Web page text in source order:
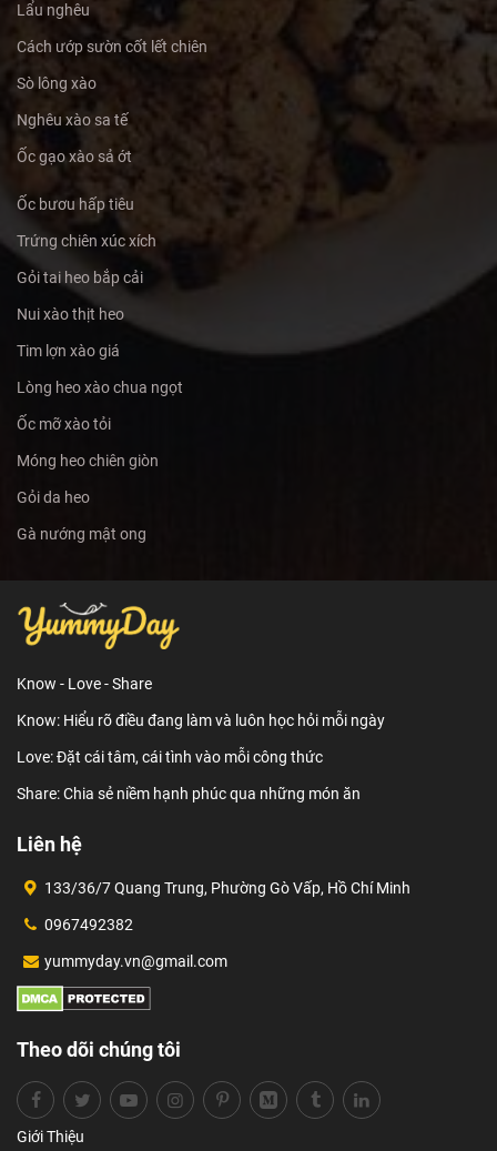
Lẩu nghêu
Cách ướp sườn cốt lết chiên
Sò lông xào
Nghêu xào sa tế
Ốc gạo xào sả ớt
Ốc bươu hấp tiêu
Trứng chiên xúc xích
Gỏi tai heo bắp cải
Nui xào thịt heo
Tim lợn xào giá
Lòng heo xào chua ngọt
Ốc mỡ xào tỏi
Móng heo chiên giòn
Gỏi da heo
Gà nướng mật ong
Know - Love - Share
Know: Hiểu rõ điều đang làm và luôn học hỏi mỗi ngày
Love: Đặt cái tâm, cái tình vào mỗi công thức
Share: Chia sẻ niềm hạnh phúc qua những món ăn
Liên hệ
133/36/7 Quang Trung, Phường Gò Vấp, Hồ Chí Minh
0967492382
yummyday.vn@gmail.com
Theo dõi chúng tôi
Giới Thiệu